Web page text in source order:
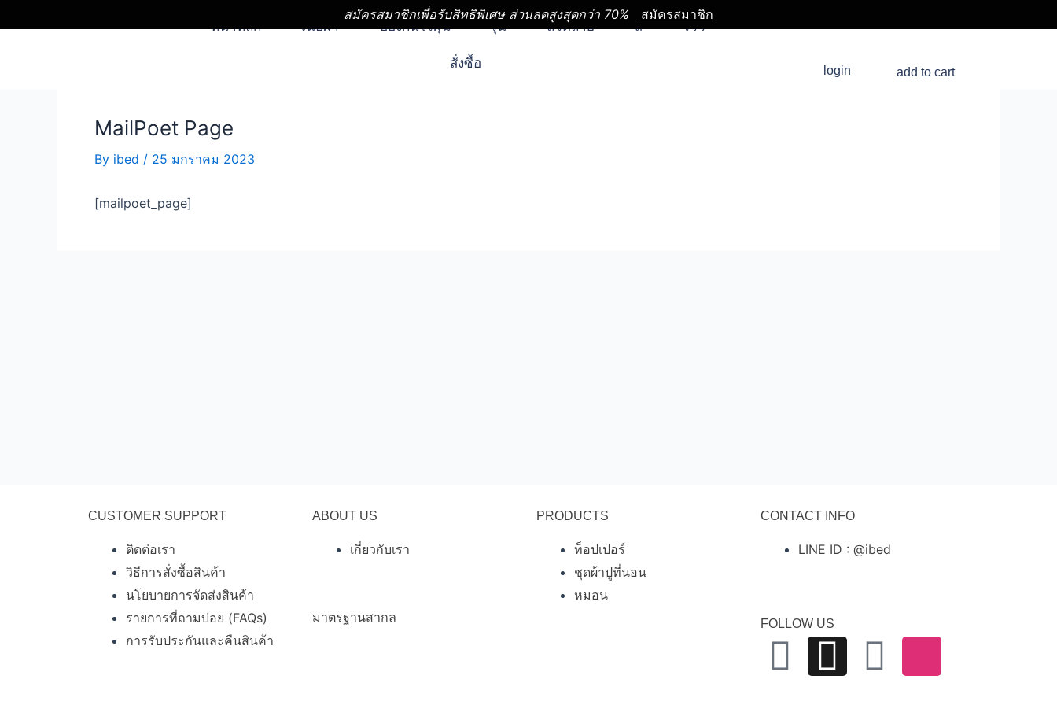
สมัครสมาชิกเพื่อรับสิทธิพิเศษ ส่วนลดสูงสุดกว่า 70% สมัครสมาชิก
หน้าหลัก เนื้อผ้า ป้องกันไรฝุ่น รุ่น ลวดลาย สี รีวิว
สั่งซื้อ login add to cart
MailPoet Page
By ibed / 25 มกราคม 2023
[mailpoet_page]
CUSTOMER SUPPORT
ติดต่อเรา
วิธีการสั่งซื้อสินค้า
นโยบายการจัดส่งสินค้า
รายการที่ถามบ่อย (FAQs)
การรับประกันและคืนสินค้า
ABOUT US
เกี่ยวกับเรา
มาตรฐานสากล
PRODUCTS
ท็อปเปอร์
ชุดผ้าปูที่นอน
หมอน
CONTACT INFO
LINE ID : @ibed
FOLLOW US